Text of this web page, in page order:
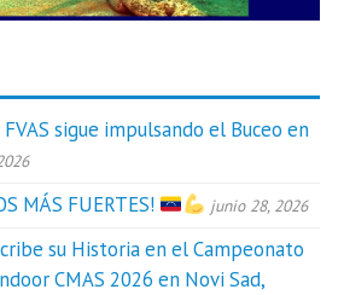
sigue impulsando el Buceo en
MÁS FUERTES! junio 28, 2026
su Historia en el Campeonato
CMAS 2026 en Novi Sad,